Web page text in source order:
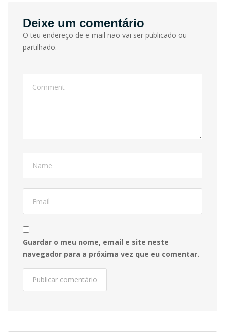
Deixe um comentário
O teu endereço de e-mail não vai ser publicado ou
partilhado.
Guardar o meu nome, email e site neste
navegador para a próxima vez que eu comentar.